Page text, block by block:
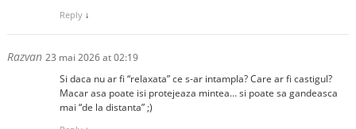
Reply ↓
Razvan 23 mai 2026 at 02:19
Si daca nu ar fi “relaxata” ce s-ar intampla? Care ar fi castigul?
Macar asa poate isi protejeaza mintea… si poate sa gandeasca
mai “de la distanta” ;)